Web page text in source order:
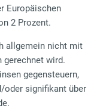
Europäischen
2 Prozent.
allgemein nicht mit
gerechnet wird.
gegensteuern,
oder signifikant über